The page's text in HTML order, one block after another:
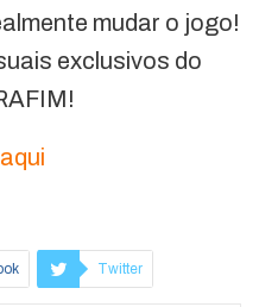
mudar o jogo!
exclusivos do
Twitter